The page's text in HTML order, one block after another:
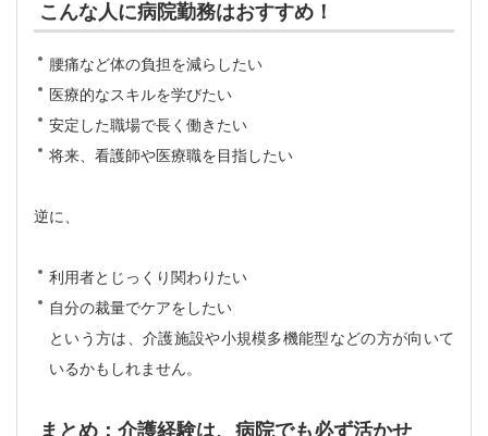
こんな人に病院勤務はおすすめ！
腰痛など体の負担を減らしたい
医療的なスキルを学びたい
安定した職場で長く働きたい
将来、看護師や医療職を目指したい
逆に、
利用者とじっくり関わりたい
自分の裁量でケアをしたい
という方は、介護施設や小規模多機能型などの方が向いて
いるかもしれません。
まとめ：介護経験は、病院でも必ず活かせ